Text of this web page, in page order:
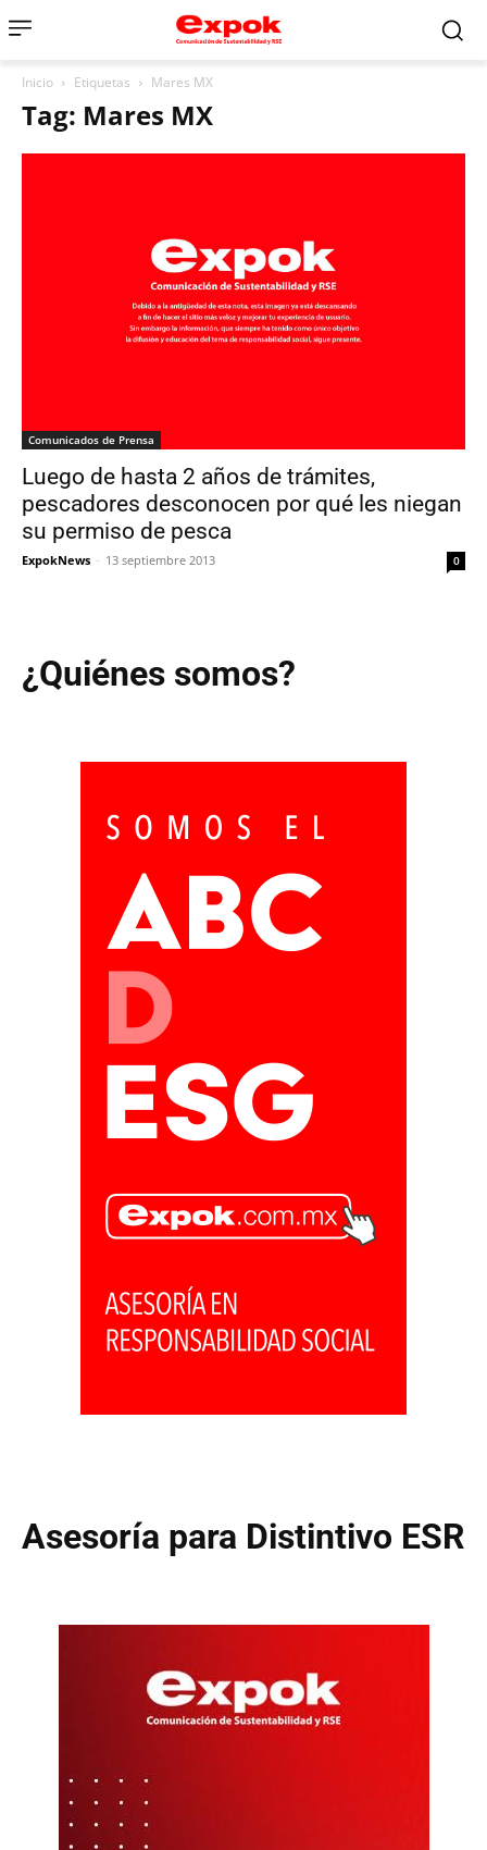
Inicio Etiquetas Mares MX
Tag: Mares MX
Comunicados de Prensa
Luego de hasta 2 años de trámites,
pescadores desconocen por qué les niegan
su permiso de pesca
ExpokNews - 13 septiembre 2013 0
¿Quiénes somos?
Asesoría para Distintivo ESR